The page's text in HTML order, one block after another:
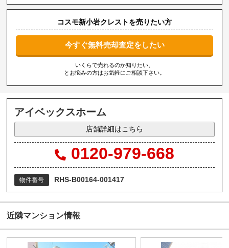
コスモ新小岩クレストを売りたい方
今すぐ無料売却査定をしたい
いくらで売れるのか知りたい、
とお悩みの方はお気軽にご相談下さい。
アイベックスホーム
店舗詳細はこちら
0120-979-668
物件番号 RHS-B00164-001417
近隣マンション情報